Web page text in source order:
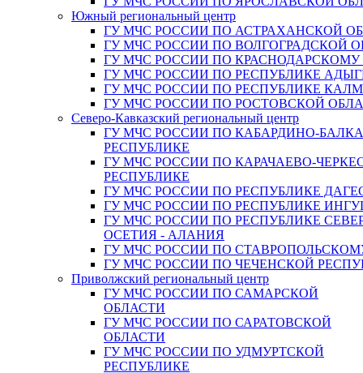
Южный региональный центр
ГУ МЧС РОССИИ ПО АСТРАХАНСКОЙ
ГУ МЧС РОССИИ ПО ВОЛГОГРАДСКОЙ
ГУ МЧС РОССИИ ПО
ГУ МЧС РОССИИ ПО РЕСПУБЛИКЕ
ГУ МЧС РОССИИ ПО РЕСПУБЛИКЕ
ГУ МЧС РОССИИ ПО РОСТОВСКОЙ
Северо-Кавказский региональный центр
ГУ МЧС РОССИИ ПО КАБАРДИНО-
РЕСПУБЛИКЕ
ГУ МЧС РОССИИ ПО КАРАЧАЕВО-
РЕСПУБЛИКЕ
ГУ МЧС РОССИИ ПО РЕСПУБЛИКЕ
ГУ МЧС РОССИИ ПО РЕСПУБЛИКЕ
ГУ МЧС РОССИИ ПО РЕСПУБЛИКЕ
ОСЕТИЯ - АЛАНИЯ
ГУ МЧС РОССИИ ПО
ГУ МЧС РОССИИ ПО ЧЕЧЕНСКОЙ
Приволжский региональный центр
ГУ МЧС РОССИИ ПО САМАРСКОЙ
ОБЛАСТИ
ГУ МЧС РОССИИ ПО САРАТОВСКОЙ
ОБЛАСТИ
ГУ МЧС РОССИИ ПО УДМУРТСКОЙ
РЕСПУБЛИКЕ